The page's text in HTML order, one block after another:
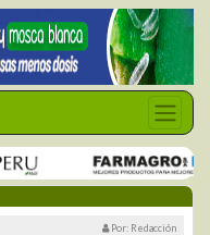
Por: Redacción